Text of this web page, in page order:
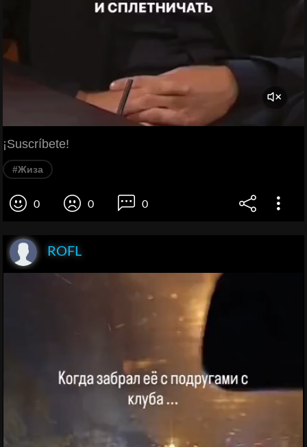
¡Suscríbete!
#Жиза
0 0 0
ROFL